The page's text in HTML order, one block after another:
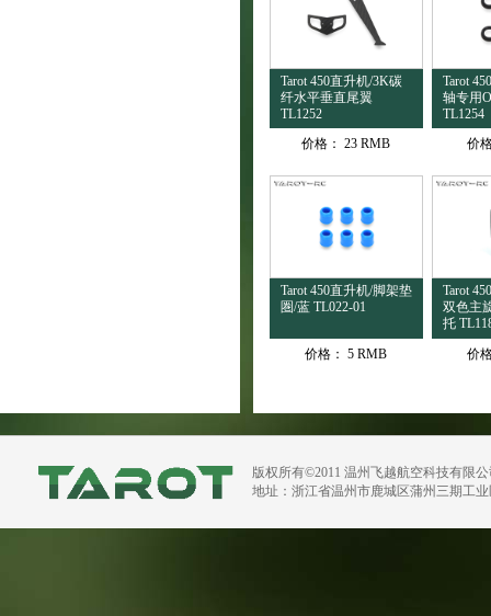
Tarot 450直升机/3K碳
纤水平垂直尾翼
TL1252
价格： 23 RMB
Tarot
轴专用
TL1254
价
Tarot 450直升机/脚架垫
圏/蓝 TL022-01
价格： 5 RMB
Tarot
双色主
托
价
版权所有©2011 温州飞越航空科技有限
地址：浙江省温州市鹿城区蒲州三期工业